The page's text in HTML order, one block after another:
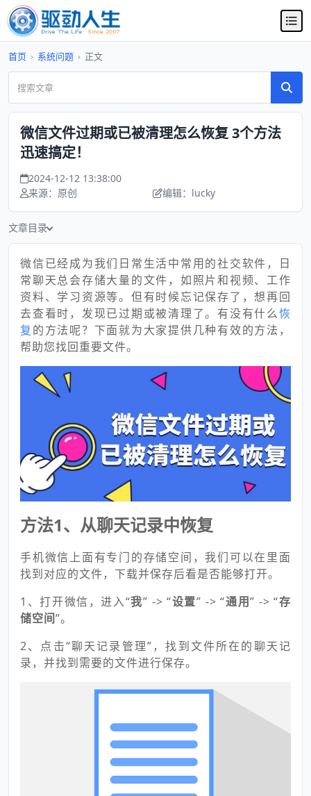
首页 › 系统问题 › 正文
微信文件过期或已被清理怎么恢复 3个方法
迅速搞定！
2024-12-12 13:38:00
来源：原创
编辑：lucky
文章目录
微信已经成为我们日常生活中常用的社交软件，日
常聊天总会存储大量的文件，如照片和视频、工作
资料、学习资源等。但有时候忘记保存了，想再回
去查看时，发现已过期或被清理了。有没有什么恢
复的方法呢？下面就为大家提供几种有效的方法，
帮助您找回重要文件。
方法1、从聊天记录中恢复
手机微信上面有专门的存储空间，我们可以在里面
找到对应的文件，下载并保存后看是否能够打开。
1、打开微信，进入“我” -> “设置” -> “通用” -> “存
储空间”。
2、点击“聊天记录管理”，找到文件所在的聊天记
录，并找到需要的文件进行保存。